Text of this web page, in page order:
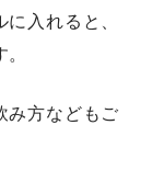
入れると、
み方などもご